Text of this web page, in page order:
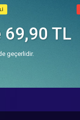
69,90 TL
geçerlidir.